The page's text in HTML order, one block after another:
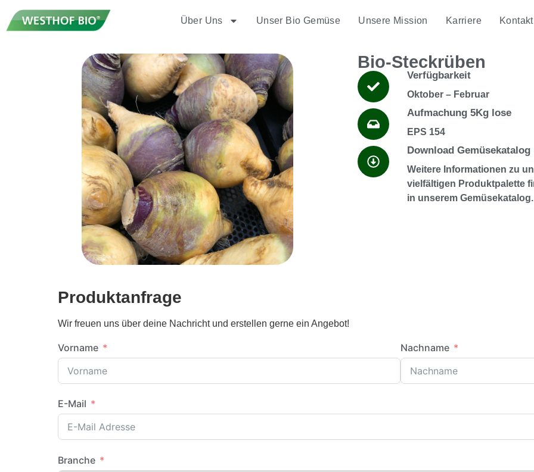
Über Uns Unser Bio Gemüse Unsere Mission Karriere Kontakt
Bio-Steckrüben
Verfügbarkeit
Oktober – Februar
Aufmachung 5Kg lose
EPS 154
Download Gemüsekatalog
Weitere Informationen zu
vielfältigen Produktpalette
in unserem Gemüsekatalog.
Produktanfrage
Wir freuen uns über deine Nachricht und erstellen gerne ein Angebot!
Vorname Nachname
E-Mail
Branche